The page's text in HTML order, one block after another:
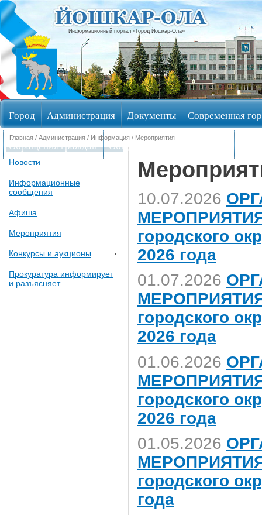
Информационный портал «Город Йошкар-Ола»
Город Администрация Документы Современная
Обращения граждан Общественные обсуждения
Главная / Администрация / Информация / Мероприятия
Новости
Информационные
сообщения
Афиша
Мероприятия
Конкурсы и аукционы
Прокуратура информирует
и разъясняет
10.07.2026
городского
2026 года
01.07.2026
городского
2026 года
01.06.2026
городского
2026 года
01.05.2026
городского
года